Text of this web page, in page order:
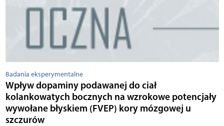
Badania eksperymentalne
Wpływ dopaminy podawanej do ciał
kolankowatych bocznych na wzrokowe potencjały
wywołane błyskiem (FVEP) kory mózgowej u
szczurów